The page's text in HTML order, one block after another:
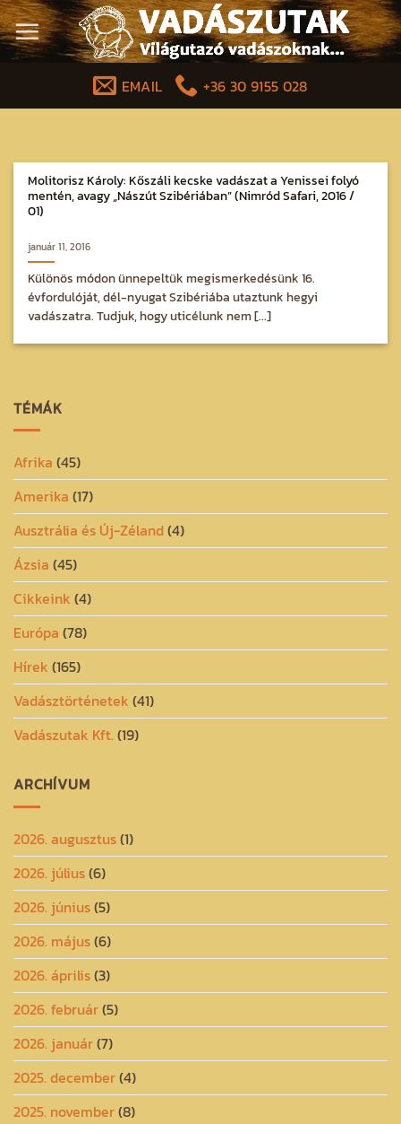
Skip
to
content
EMAIL
+36 30 9155 028
Molitorisz Károly: Kőszáli kecske vadászat a Yenissei folyó
mentén, avagy „Nászút Szibériában” (Nimród Safari, 2016 /
01)
január 11, 2016
Különös módon ünnepeltük megismerkedésünk 16.
évfordulóját, dél-nyugat Szibériába utaztunk hegyi
vadászatra. Tudjuk, hogy uticélunk nem [...]
TÉMÁK
Afrika (45)
Amerika (17)
Ausztrália és Új-Zéland(4)
Ázsia (45)
Cikkeink (4)
Európa (78)
Hírek (165)
Vadásztörténetek (41)
Vadászutak Kft. (19)
ARCHÍVUM
2026. augusztus(1)
2026. július(6)
2026. június(5)
2026. május(6)
2026. április(3)
2026. február(5)
2026. január(7)
2025. december(4)
2025. november(8)